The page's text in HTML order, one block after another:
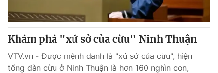
Khám phá "xứ sở của cừu" Ninh Thuận
VTV.vn - Được mệnh danh là "xứ sở của cừu", hiện
tổng đàn cừu ở Ninh Thuận là hơn 160 nghìn con,